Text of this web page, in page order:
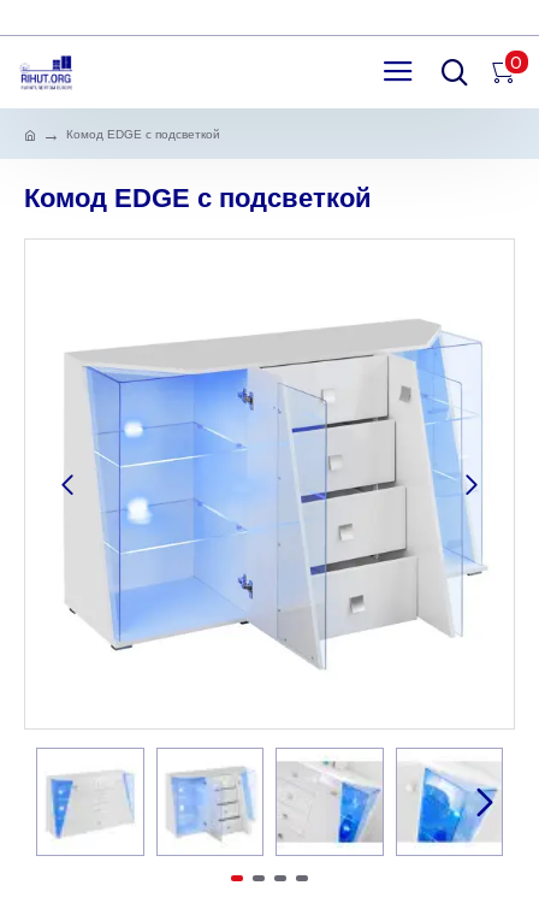
0
Комод EDGE с подсветкой
Комод EDGE с подсветкой